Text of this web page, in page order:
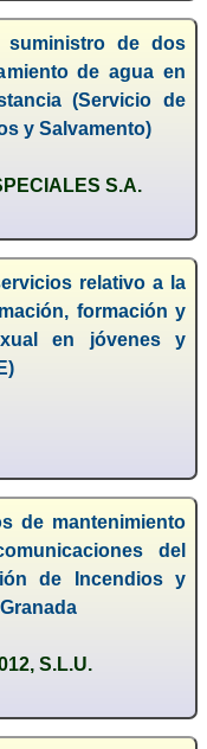
suministro de dos
de agua en
(Servicio de
y Salvamento)
S.A.
relativo a la
formación y
en jóvenes y
de mantenimiento
del
de Incendios y
S.L.U.